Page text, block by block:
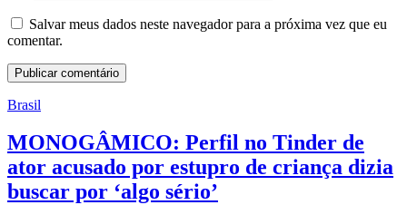
Salvar meus dados neste navegador para a próxima vez que eu
comentar.
Brasil
MONOGÂMICO: Perfil no Tinder de
ator acusado por estupro de criança dizia
buscar por ‘algo sério’